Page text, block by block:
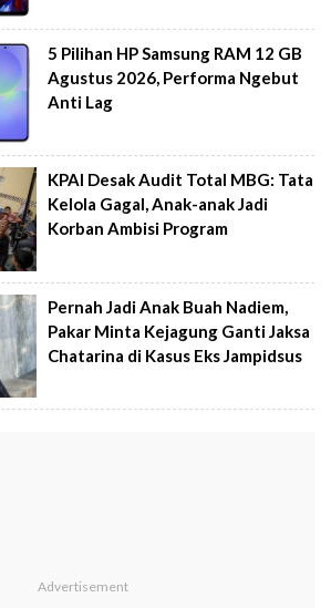
5 Pilihan HP Samsung RAM 12 GB
Agustus 2026, Performa Ngebut
Anti Lag
KPAI Desak Audit Total MBG: Tata
Kelola Gagal, Anak-anak Jadi
Korban Ambisi Program
Pernah Jadi Anak Buah Nadiem,
Pakar Minta Kejagung Ganti Jaksa
Chatarina di Kasus Eks Jampidsus